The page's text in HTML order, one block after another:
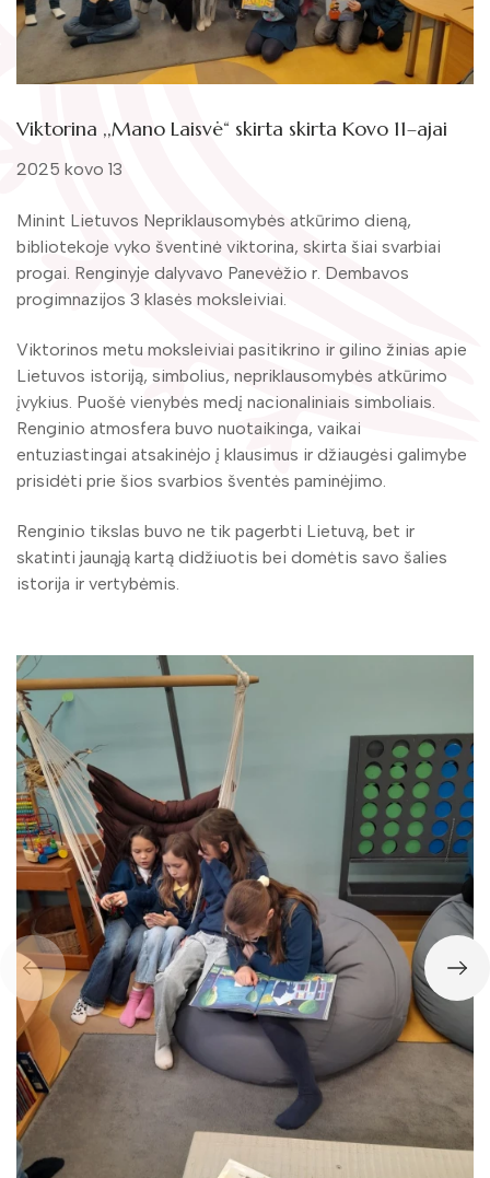
Gaunami periodiniai leidiniai
Tarpbibliotekinis abonementas
Literatų klubas „Polėkis“
Gabrielės Petkevičaitės-Bitės literatūrinė
Virtuali biblioteka
Viktorina ,,Mano Laisvė“ skirta skirta Kovo 11–ajai
2025 kovo 13
Minint Lietuvos Nepriklausomybės atkūrimo dieną,
bibliotekoje vyko šventinė viktorina, skirta šiai svarbiai
progai. Renginyje dalyvavo Panevėžio r. Dembavos
progimnazijos 3 klasės moksleiviai.
Viktorinos metu moksleiviai pasitikrino ir gilino žinias apie
Lietuvos istoriją, simbolius, nepriklausomybės atkūrimo
įvykius. Puošė vienybės medį nacionaliniais simboliais.
Renginio atmosfera buvo nuotaikinga, vaikai
entuziastingai atsakinėjo į klausimus ir džiaugėsi galimybe
prisidėti prie šios svarbios šventės paminėjimo.
Renginio tikslas buvo ne tik pagerbti Lietuvą, bet ir
skatinti jaunąją kartą didžiuotis bei domėtis savo šalies
istorija ir vertybėmis.